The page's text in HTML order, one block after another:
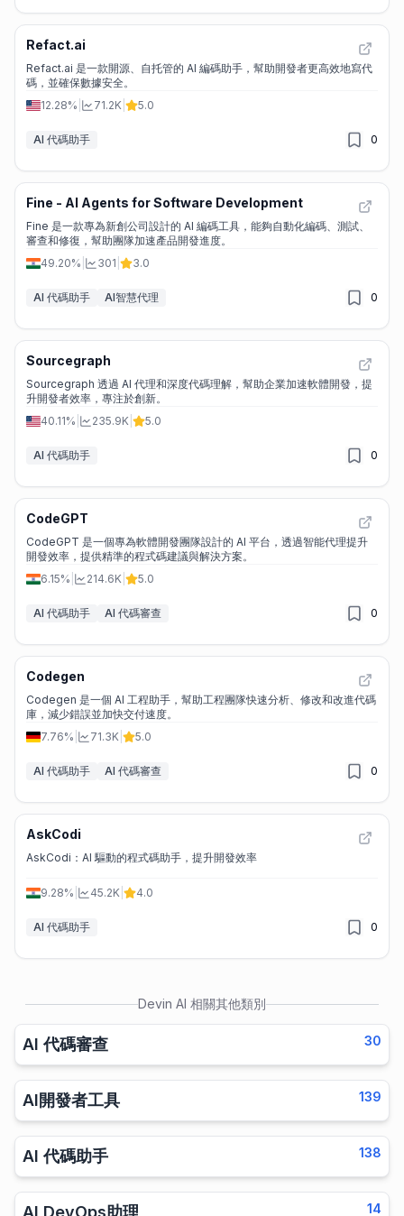
Refact.ai
Refact.ai 是一款開源、自托管的 AI 編碼助手，幫助開發者更高效地寫代
碼，並確保數據安全。
12.28%
71.2K 5.0
AI 代碼助手 0
Fine - AI Agents for Software Development
Fine 是一款專為新創公司設計的 AI 編碼工具，能夠自動化編碼、測試、
審查和修復，幫助團隊加速產品開發進度。
49.20%
301 3.0
AI 代碼助手 AI智慧代理 0
Sourcegraph
Sourcegraph 透過 AI 代理和深度代碼理解，幫助企業加速軟體開發，提
升開發者效率，專注於創新。
40.11%
235.9K 5.0
AI 代碼助手 0
CodeGPT
CodeGPT 是一個專為軟體開發團隊設計的 AI 平台，透過智能代理提升
開發效率，提供精準的程式碼建議與解決方案。
6.15%
214.6K 5.0
AI 代碼助手 AI 代碼審查 0
Codegen
Codegen 是一個 AI 工程助手，幫助工程團隊快速分析、修改和改進代碼
庫，減少錯誤並加快交付速度。
7.76%
71.3K 5.0
AI 代碼助手 AI 代碼審查 0
AskCodi
AskCodi：AI 驅動的程式碼助手，提升開發效率
9.28% 45.2K 4.0
AI 代碼助手 0
Devin AI 相關其他類別
AI 代碼審查 30
AI開發者工具 139
AI 代碼助手 138
AI DevOps助理 14